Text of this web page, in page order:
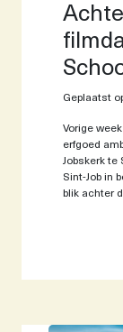
Geplaatst
Vorige
erfgoed
Jobskerk te
Sint-Job in
blik achter